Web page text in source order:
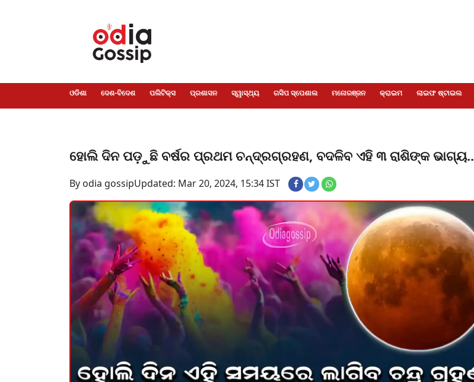
ଓଡିଶା ଦେଶ-ବିଦେଶ ପଲିଟିକ୍ସ ପ୍ରଶାସନ ସ୍ୱାସ୍ଥ୍ୟ ଗସିପ ସ୍ପେଶାଲ ମନୋରଞ୍ଜନ କ୍ରାଇମ ଲାଇଫ ଷ୍ଟାଇଲ
ହୋଲି ଦିନ ପଡ଼ୁଛି ବର୍ଷର ପ୍ରଥମ ଚନ୍ଦ୍ରଗ୍ରହଣ, ବଦଳିବ ଏହି ୩ ରାଶିଙ୍କ ଭାଗ୍ୟ..
By odia gossipUpdated: Mar 20, 2024, 15:34 IST